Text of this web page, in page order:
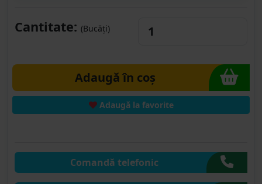
Cantitate: (Bucăți)
Adaugă în coș
Adaugă la favorite
Comandă telefonic